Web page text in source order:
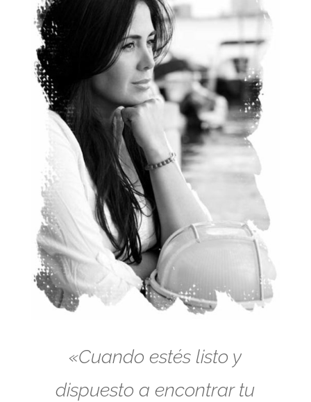
«Cuando estés listo y
dispuesto a encontrar tu